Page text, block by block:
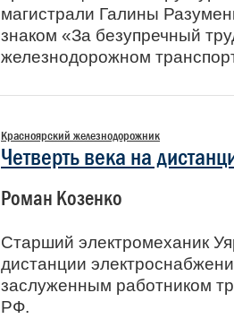
магистрали Галины
знаком «За безупречный
железнодорожном
Красноярский железнодорожник
Четверть века на
Роман Козенко
Старший электромеханик
дистанции
заслуженным работником
РФ.